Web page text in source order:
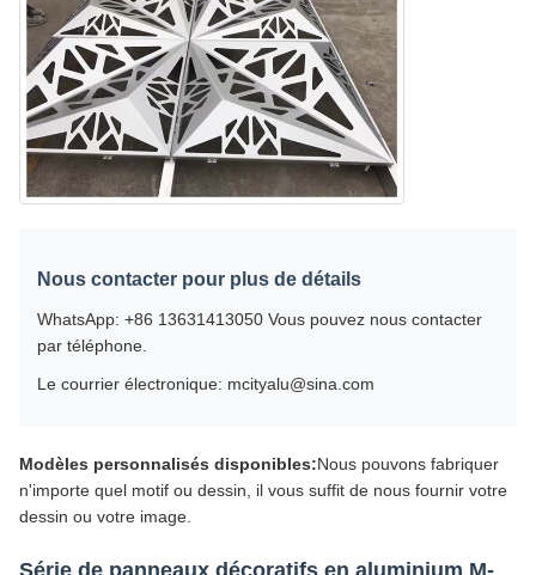
Nous contacter pour plus de détails
WhatsApp: +86 13631413050 Vous pouvez nous contacter
par téléphone.
Le courrier électronique: mcityalu@sina.com
Modèles personnalisés disponibles:Nous pouvons fabriquer
n'importe quel motif ou dessin, il vous suffit de nous fournir votre
dessin ou votre image.
Série de panneaux décoratifs en aluminium M-